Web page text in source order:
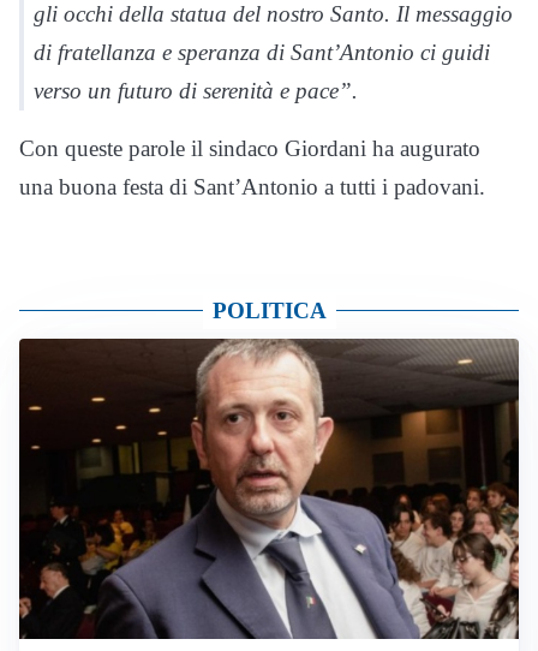
gli occhi della statua del nostro Santo. Il messaggio
di fratellanza e speranza di Sant’Antonio ci guidi
verso un futuro di serenità e pace”.
Con queste parole il sindaco Giordani ha augurato
una buona festa di Sant’Antonio a tutti i padovani.
POLITICA